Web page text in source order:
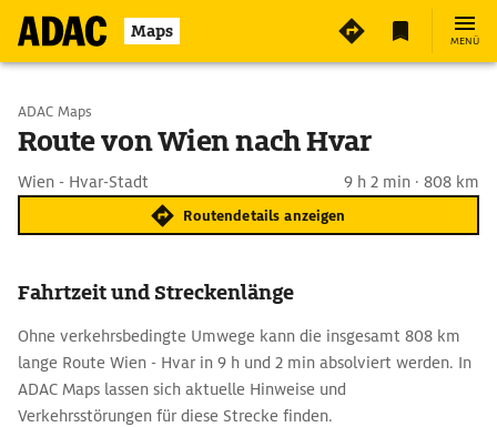
Maps MENÜ
Start wählen
ADAC Maps
Route von Wien nach Hvar
Wien - Hvar-Stadt 9 h 2 min · 808 km
Routendetails anzeigen
Fahrtzeit und Streckenlänge
Ohne verkehrsbedingte Umwege kann die insgesamt 808 km
lange Route Wien - Hvar in 9 h und 2 min absolviert werden. In
ADAC Maps lassen sich aktuelle Hinweise und
Verkehrsstörungen für diese Strecke finden.